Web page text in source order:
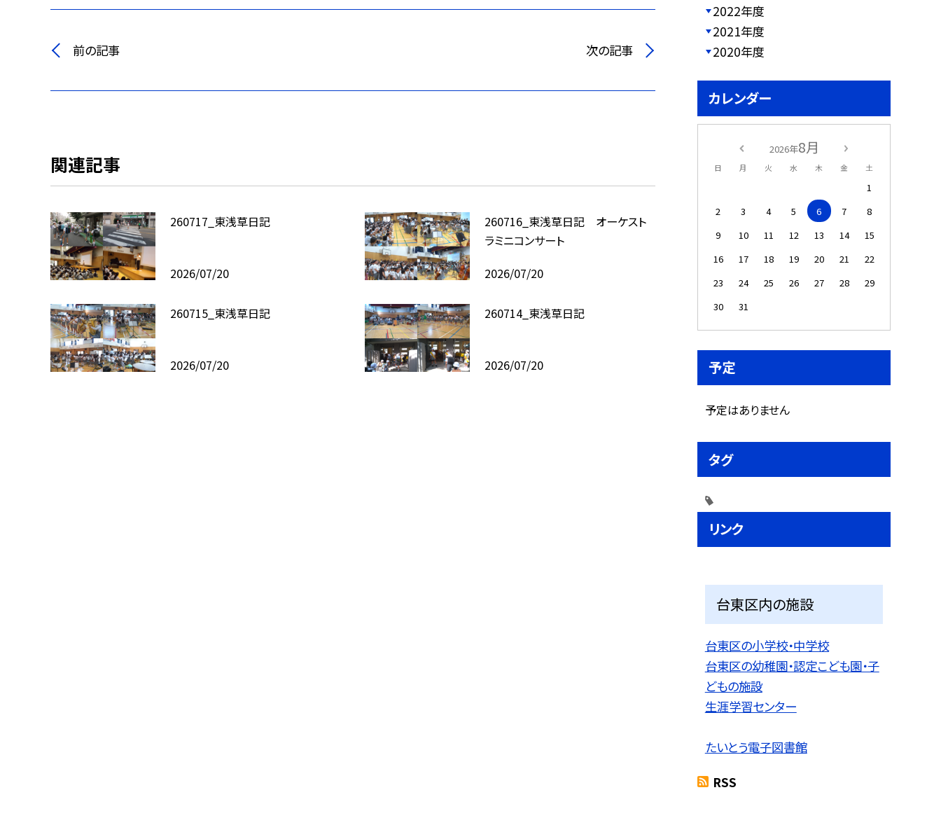
前の記事 次の記事
関連記事
260717_東浅草日記
2026/07/20
260716_東浅草日記 オーケスト
ラミニコンサート
2026/07/20
260715_東浅草日記
2026/07/20
260714_東浅草日記
2026/07/20
2022年度
2021年度
2020年度
カレンダー
2026年8月
日 月 火 水 木 金 土
1
2
3 4 5 6 7
8
9
10 11 12 13 14
15
16
17 18 19 20 21
22
23
24 25 26 27 28
29
30
31
予定
予定はありません
タグ
リンク
台東区内の施設
台東区の小学校・中学校
台東区の幼稚園・認定こども園・子
どもの施設
生涯学習センター
たいとう電子図書館
RSS